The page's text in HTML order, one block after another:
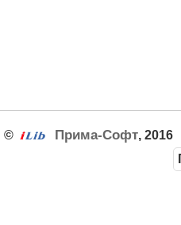
© Прима-Софт, 2016